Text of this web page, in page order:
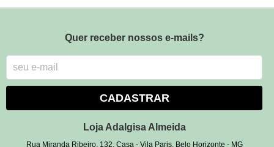
Quer receber nossos e-mails?
CADASTRAR
Loja Adalgisa Almeida
Rua Miranda Ribeiro, 132, Casa- Vila Paris, Belo Horizonte - MG